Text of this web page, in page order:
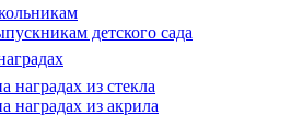
детского сада
наградах из стекла
наградах из акрила